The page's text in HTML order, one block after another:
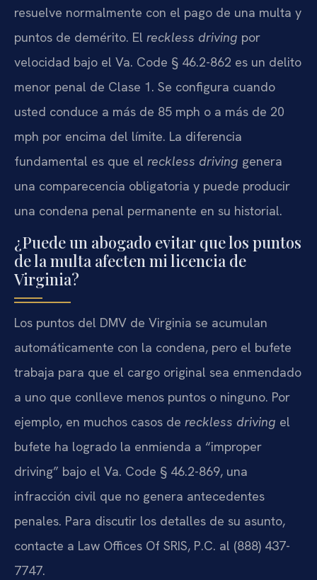
resuelve normalmente con el pago de una multa y
puntos de demérito. El reckless driving por
velocidad bajo el Va. Code § 46.2-862 es un delito
menor penal de Clase 1. Se configura cuando
usted conduce a más de 85 mph o a más de 20
mph por encima del límite. La diferencia
fundamental es que el reckless driving genera
una comparecencia obligatoria y puede producir
una condena penal permanente en su historial.
¿Puede un abogado evitar que los puntos
de la multa afecten mi licencia de
Virginia?
Los puntos del DMV de Virginia se acumulan
automáticamente con la condena, pero el bufete
trabaja para que el cargo original sea enmendado
a uno que conlleve menos puntos o ninguno. Por
ejemplo, en muchos casos de reckless driving el
bufete ha logrado la enmienda a “improper
driving” bajo el Va. Code § 46.2-869, una
infracción civil que no genera antecedentes
penales. Para discutir los detalles de su asunto,
contacte a Law Offices Of SRIS, P.C. al (888) 437-
7747.